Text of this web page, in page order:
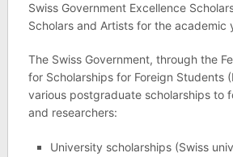
Swiss Government Excellence
Scholars and Artists for the academic
The Swiss Government, through the
for Scholarships for Foreign Students
various postgraduate scholarships to
and researchers:
University scholarships (Swiss